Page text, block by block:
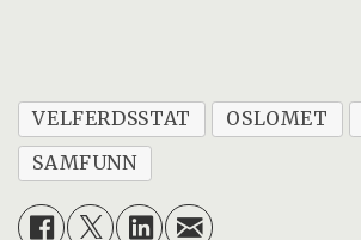
VELFERDSSTAT OSLOMET
SAMFUNN